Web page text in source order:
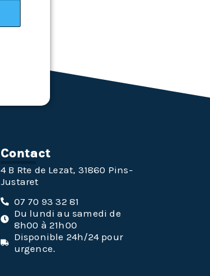
Contact
4 B Rte de Lezat, 31860 Pins-
Justaret
07 70 93 32 81
Du lundi au samedi de
8h00 à 21h00
Disponible 24h/24 pour
urgence.